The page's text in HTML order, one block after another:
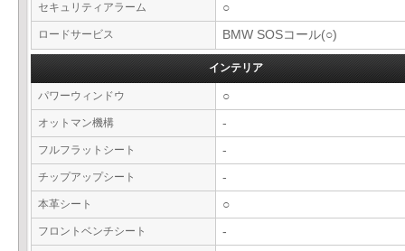
セキュリティアラーム ○
ロードサービス BMW SOSコール(○)
インテリア
パワーウィンドウ ○
オットマン機構 -
フルフラットシート -
チップアップシート -
本革シート ○
フロントベンチシート -